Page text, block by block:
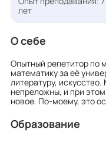
лет
О себе
Опытный репетитор по
математику за её
литературу,
непреложны, и при
новое. По-моему, это
Образование